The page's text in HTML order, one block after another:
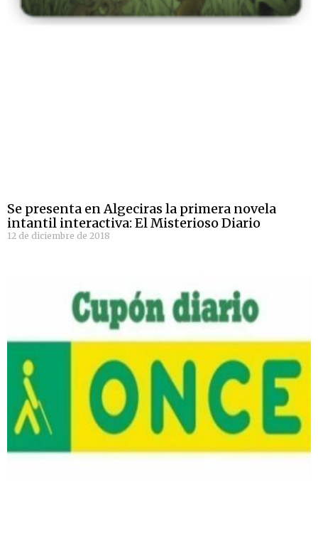
Se presenta en Algeciras la primera novela
intantil interactiva: El Misterioso Diario
12 de diciembre de 2018